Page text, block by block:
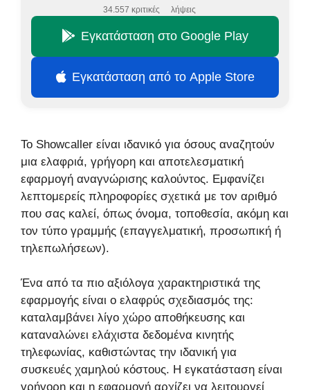
34.557 κριτικές λήψεις
Εγκατάσταση στο Google Play
Εγκατάσταση από το Apple Store
Το Showcaller είναι ιδανικό για όσους αναζητούν
μια ελαφριά, γρήγορη και αποτελεσματική
εφαρμογή αναγνώρισης καλούντος. Εμφανίζει
λεπτομερείς πληροφορίες σχετικά με τον αριθμό
που σας καλεί, όπως όνομα, τοποθεσία, ακόμη και
τον τύπο γραμμής (επαγγελματική, προσωπική ή
τηλεπωλήσεων).
Ένα από τα πιο αξιόλογα χαρακτηριστικά της
εφαρμογής είναι ο ελαφρύς σχεδιασμός της:
καταλαμβάνει λίγο χώρο αποθήκευσης και
καταναλώνει ελάχιστα δεδομένα κινητής
τηλεφωνίας, καθιστώντας την ιδανική για
συσκευές χαμηλού κόστους. Η εγκατάσταση είναι
γρήγορη και η εφαρμογή αρχίζει να λειτουργεί